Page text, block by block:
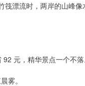
漂流时，两岸的山峰
元，精华景点一个不落
雾。​